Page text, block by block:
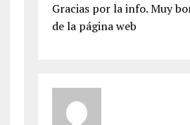
Gracias por la info. Muy
de la página web